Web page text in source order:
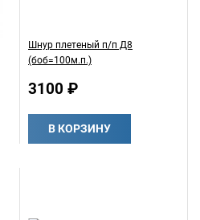
Шнур плетеный п/п Д8
(боб=100м.п.)
3100 ₽
В КОРЗИНУ